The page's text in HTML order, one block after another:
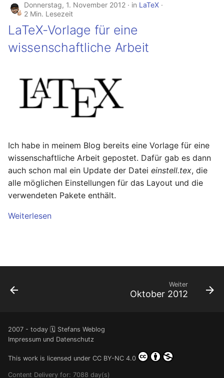
Donnerstag, 1. November 2012 in LaTeX
2 Min. Lesezeit
LaTeX-Vorlage für eine
wissenschaftliche Arbeit
Ich habe in meinem Blog bereits eine Vorlage für eine
wissenschaftliche Arbeit gepostet. Dafür gab es dann
auch schon mal ein Update der Datei einstell.tex, die
alle möglichen Einstellungen für das Layout und die
verwendeten Pakete enthält.
Weiterlesen
Weiter
Oktober 2012
2007 - today 🗓️ Stefans Weblog
Impressum und Datenschutz
This work is licensed under CC BY-NC 4.0
Content Delivery for: 7088 day(s)